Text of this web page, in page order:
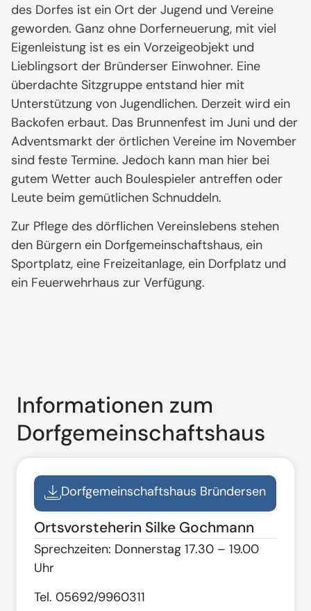
des Dorfes ist ein Ort der Jugend und Vereine
geworden. Ganz ohne Dorferneuerung, mit viel
Eigenleistung ist es ein Vorzeigeobjekt und
Lieblingsort der Bründerser Einwohner. Eine
überdachte Sitzgruppe entstand hier mit
Unterstützung von Jugendlichen. Derzeit wird ein
Backofen erbaut. Das Brunnenfest im Juni und der
Adventsmarkt der örtlichen Vereine im November
sind feste Termine. Jedoch kann man hier bei
gutem Wetter auch Boulespieler antreffen oder
Leute beim gemütlichen Schnuddeln.
Zur Pflege des dörflichen Vereinslebens stehen
den Bürgern ein Dorfgemeinschaftshaus, ein
Sportplatz, eine Freizeitanlage, ein Dorfplatz und
ein Feuerwehrhaus zur Verfügung.
Informationen zum
Dorfgemeinschaftshaus
Dorfgemeinschaftshaus Bründersen
Ortsvorsteherin Silke Gochmann
Sprechzeiten: Donnerstag 17.30 – 19.00
Uhr
Tel. 05692/9960311